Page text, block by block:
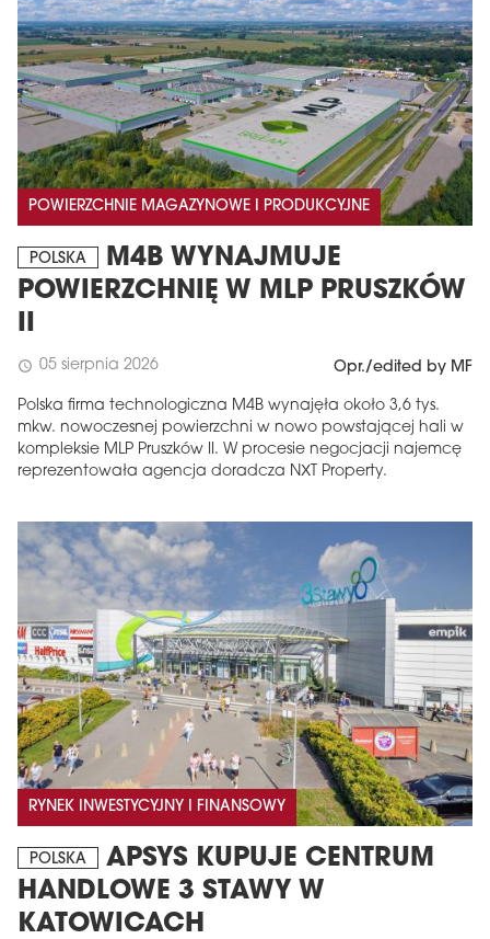
POWIERZCHNIE MAGAZYNOWE I PRODUKCYJNE
POLSKA
M4B WYNAJMUJE
POWIERZCHNIĘ W MLP PRUSZKÓW
II
schedule 05 sierpnia 2026 Opr./edited by MF
Polska firma technologiczna M4B wynajęła około 3,6 tys.
mkw. nowoczesnej powierzchni w nowo powstającej hali w
kompleksie MLP Pruszków II. W procesie negocjacji najemcę
reprezentowała agencja doradcza NXT Property.
RYNEK INWESTYCYJNY I FINANSOWY
POLSKA
APSYS KUPUJE CENTRUM
HANDLOWE 3 STAWY W
KATOWICACH